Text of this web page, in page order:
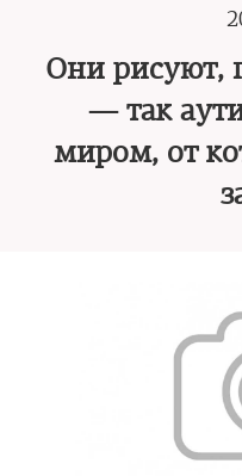
Они рисуют,
— так
миром, от